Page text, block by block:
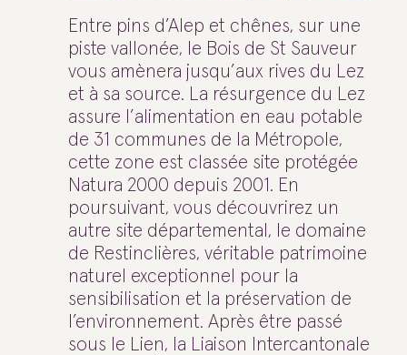
Entre pins d’Alep et chênes, sur une
piste vallonée, le Bois de St Sauveur
vous amènera jusqu’aux rives du Lez
et à sa source. La résurgence du Lez
assure l’alimentation en eau potable
de 31 communes de la Métropole,
cette zone est classée site protégée
Natura 2000 depuis 2001. En
poursuivant, vous découvrirez un
autre site départemental, le domaine
de Restinclières, véritable patrimoine
naturel exceptionnel pour la
sensibilisation et la préservation de
l’environnement. Après être passé
sous le Lien, la Liaison Intercantonale